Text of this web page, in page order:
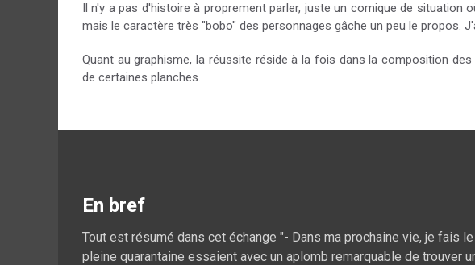
Il n'y a pas d'histoire à proprement parler, juste un comique de
mais le caractère très "bobo" des personnages gâche un peu le propos.
Quant au graphisme, la réussite réside à la fois dans la composition
de certaines planches.
En bref
Tout est résumé dans cet échange "- Dans ma prochaine vie, je fais
pleine quarantaine essaient avec un aplomb remarquable de trouver